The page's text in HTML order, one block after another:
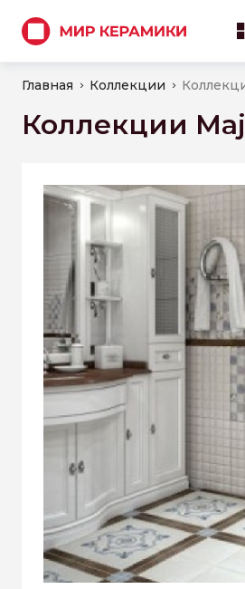
Главная Коллекции
Коллекции